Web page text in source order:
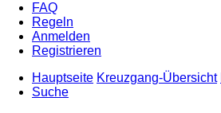
FAQ
Regeln
Anmelden
Registrieren
Hauptseite Kreuzgang-Übersicht
Suche